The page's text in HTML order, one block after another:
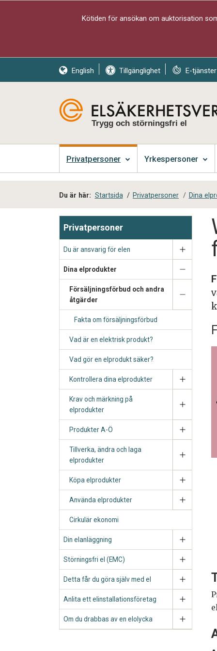
Kötiden för ansökan om auktorisation
English Tillgänglighet E-tjänster
Trygg och störningsfri el
Privatpersoner Yrkespersoner
Du är här: Startsida / Privatpersoner / Dina
Privatpersoner
Du är ansvarig för elen
Dina elprodukter
Försäljningsförbud och andra
åtgärder
Fakta om försäljningsförbud
Vad är en elektrisk produkt?
Vad gör en elprodukt säker?
Kontrollera dina elprodukter
Krav och märkning på
elprodukter
Produkter A-Ö
Tillverka, ändra och laga
elprodukter
Köpa elprodukter
Använda elprodukter
Cirkulär ekonomi
Din elanläggning
Störningsfri el (EMC)
Detta får du göra själv med el
Anlita ett elinstallationsföretag
Om du drabbas av en elolycka